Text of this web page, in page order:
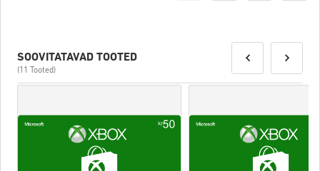
SOOVITATAVAD TOOTED
(11 Tooted)